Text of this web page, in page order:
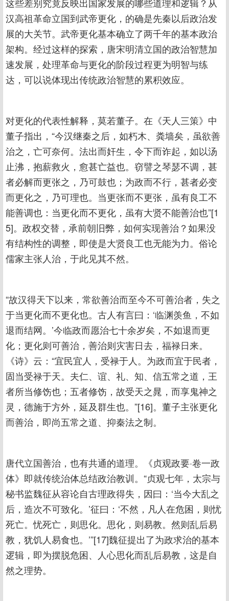
汉高祖革命立国到武帝更化，的确是先秦以后政治发
展的大关节。武帝更化基本确立了两千年的基本政治
架构。经过这样的探索，唐宋明清立国的政治智慧加
速发展，处理革命与更化的阶段过程更为明智与练
达，可以说体现出传统政治智慧的累积效应。
对更化的代表性解释，莫若董子。在《天人三策》中
董子指出，“今汉继秦之后，如朽木、粪墙矣，虽欲善
治之，亡可奈何。法出而奸生，令下而诈起，如以汤
止沸，抱薪救火，愈甚亡益也。窃譬之琴瑟不调，甚
者必解而更张之，乃可鼓也；为政而不行，甚者必变
而更化之，乃可理也。当更张而不更张，虽有良工不
能善调也：当更化而不更化，虽有大贤不能善治也”[1
5]。政权交替，承前朝旧弊，如何实现善治？如果没
有结构性的调整，即使是大贤良工也无能为力。俗论
儒家主张人治，于此见其不然。
“故汉得天下以来，常欲善治而至今不可善治者，失之
于当更化而不更化也。古人有言曰：‘临渊羡鱼，不如
退而结网。’今临政而愿治七十余岁矣，不如退而更
化；更化则可善治，善治则灾害日去，福禄日来。
《诗》云：“宜民宜人，受禄于人。为政而宜于民者，
固当受禄于天。夫仁、谊、礼、知、信五常之道，王
者所当修饬也；五者修饬，故受天之晁，而享鬼神之
灵，德施于方外，延及群生也。”[16]。董子主张更化
而善治，即尚五常之道、抑秦法之制。
唐代立国善治，也有共通的道理。《贞观政要·卷一政
体》即就传统治体总结政治教训。“贞观七年，太宗与
秘书监魏征从容论自古理政得失，因曰：‘当今大乱之
后，造次不可致化。’征曰：‘不然，凡人在危困，则忧
死亡。忧死亡，则思化。思化，则易教。然则乱后易
教，犹饥人易食也。’”[17]魏征提出了为政求治的基本
逻辑，即为摆脱危困、人心思化而乱后易教，这是自
然之理势。